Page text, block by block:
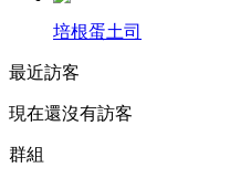
培根蛋土司
最近訪客
現在還沒有訪客
群組